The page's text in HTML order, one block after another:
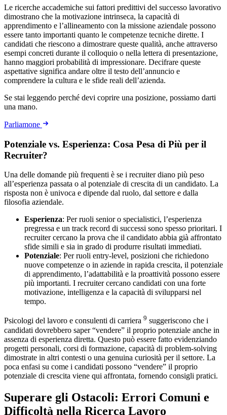
Le ricerche accademiche sui fattori predittivi del successo lavorativo
dimostrano che la motivazione intrinseca, la capacità di
apprendimento e l’allineamento con la missione aziendale possono
essere tanto importanti quanto le competenze tecniche dirette. I
candidati che riescono a dimostrare queste qualità, anche attraverso
esempi concreti durante il colloquio o nella lettera di presentazione,
hanno maggiori probabilità di impressionare. Decifrare queste
aspettative significa andare oltre il testo dell’annuncio e
comprendere la cultura e le sfide reali dell’azienda.
Se stai leggendo perché devi coprire una posizione, possiamo darti
una mano.
Parliamone
Potenziale vs. Esperienza: Cosa Pesa di Più per il
Recruiter?
Una delle domande più frequenti è se i recruiter diano più peso
all’esperienza passata o al potenziale di crescita di un candidato. La
risposta non è univoca e dipende dal ruolo, dal settore e dalla
filosofia aziendale.
Esperienza: Per ruoli senior o specialistici, l’esperienza
pregressa e un track record di successi sono spesso prioritari. I
recruiter cercano la prova che il candidato abbia già affrontato
sfide simili e sia in grado di produrre risultati immediati.
Potenziale: Per ruoli entry-level, posizioni che richiedono
nuove competenze o in aziende in rapida crescita, il potenziale
di apprendimento, l’adattabilità e la proattività possono essere
più importanti. I recruiter cercano candidati con una forte
motivazione, intelligenza e la capacità di svilupparsi nel
tempo.
Psicologi del lavoro e consulenti di carriera 9 suggeriscono che i
candidati dovrebbero saper “vendere” il proprio potenziale anche in
assenza di esperienza diretta. Questo può essere fatto evidenziando
progetti personali, corsi di formazione, capacità di problem-solving
dimostrate in altri contesti o una genuina curiosità per il settore. La
poca enfasi su come i candidati possono “vendere” il proprio
potenziale di crescita viene qui affrontata, fornendo consigli pratici.
Superare gli Ostacoli: Errori Comuni e
Difficoltà nella Ricerca Lavoro